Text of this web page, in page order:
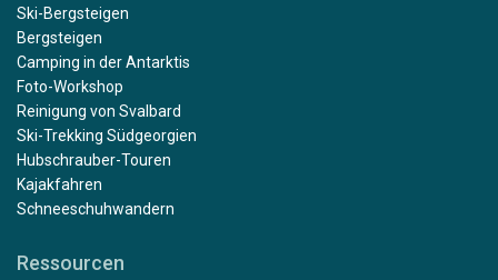
Ski-Bergsteigen
Bergsteigen
Camping in der Antarktis
Foto-Workshop
Reinigung von Svalbard
Ski-Trekking Südgeorgien
Hubschrauber-Touren
Kajakfahren
Schneeschuhwandern
Ressourcen